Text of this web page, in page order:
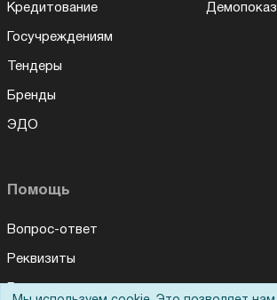
Кредитование
Госучреждениям
Тендеры
Бренды
ЭДО
Демопоказ
Помощь
Вопрос-ответ
Реквизиты